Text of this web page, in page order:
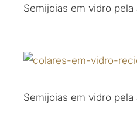
Semijoias em vidro pela
Semijoias em vidro pela